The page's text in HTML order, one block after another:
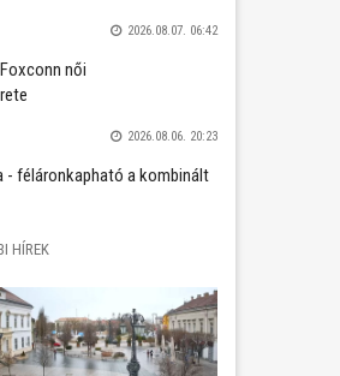
2026.08.07. 06:42
női
2026.08.06. 20:23
- féláronkapható a kombinált
HÍREK